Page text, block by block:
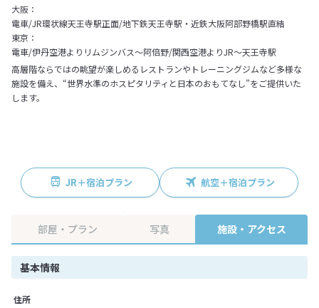
大阪：
電車/JR環状線天王寺駅正面/地下鉄天王寺駅・近鉄大阪阿部野橋駅直結
東京：
電車/伊丹空港よりリムジンバス～阿倍野/関西空港よりJR～天王寺駅
高層階ならではの眺望が楽しめるレストランやトレーニングジムなど多様な
施設を備え、“世界水準のホスピタリティと日本のおもてなし”をご提供いた
します。
JR＋宿泊プラン 航空＋宿泊プラン
部屋・プラン 写真 施設・アクセス
基本情報
住所